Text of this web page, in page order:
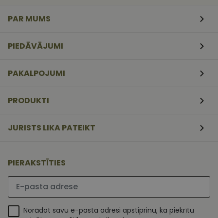
PAR MUMS
PIEDĀVĀJUMI
PAKALPOJUMI
PRODUKTI
JURISTS LIKA PATEIKT
PIERAKSTĪTIES
Lūdzu ievadiet e-pasta adresi
Norādot savu e-pasta adresi apstiprinu, ka piekrītu
CookieScriptConsent
Šo sīkfailu
atcerētos
sīkfailu